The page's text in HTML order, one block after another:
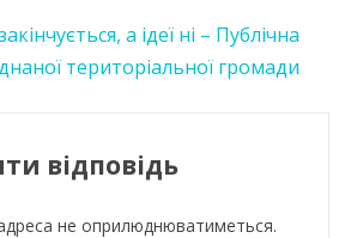
а ідеї ні – Публічна
територіальної громади
відповідь
не оприлюднюватиметься.